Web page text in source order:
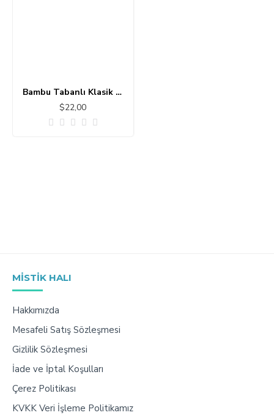
Bambu Tabanlı Klasik Halı MS488
$22,00
MISTIK HALI
Hakkımızda
Mesafeli Satış Sözleşmesi
Gizlilik Sözleşmesi
İade ve İptal Koşulları
Çerez Politikası
KVKK Veri İşleme Politikamız